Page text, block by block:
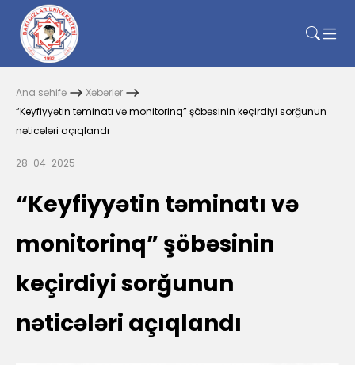
Ana səhifə
Xəbərlər
“Keyfiyyətin təminatı və monitorinq” şöbəsinin keçirdiyi sorğunun
nəticələri açıqlandı
28-04-2025
“Keyfiyyətin təminatı və
monitorinq” şöbəsinin
keçirdiyi sorğunun
nəticələri açıqlandı